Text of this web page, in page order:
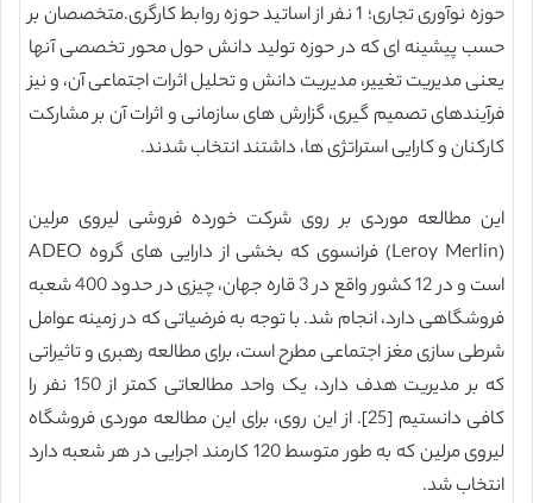
حوزه نوآوری تجاری؛ 1 نفر از اساتید حوزه روابط کارگری.متخصصان بر
حسب پیشینه ای که در حوزه تولید دانش حول محور تخصصی آنها
یعنی مدیریت تغییر، مدیریت دانش و تحلیل اثرات اجتماعی آن، و نیز
فرآیندهای تصمیم گیری، گزارش های سازمانی و اثرات آن بر مشارکت
کارکنان و کارایی استراتژی ها، داشتند انتخاب شدند.
این مطالعه موردی بر روی شرکت خورده فروشی لیروی مرلین
(Leroy Merlin) فرانسوی که بخشی از دارایی های گروه ADEO
است و در 12 کشور واقع در 3 قاره جهان، چیزی در حدود 400 شعبه
فروشگاهی دارد، انجام شد. با توجه به فرضیاتی که در زمینه عوامل
شرطی سازی مغز اجتماعی مطرح است، برای مطالعه رهبری و تاثیراتی
که بر مدیریت هدف دارد، یک واحد مطالعاتی کمتر از 150 نفر را
کافی دانستیم [25]. از این روی، برای این مطالعه موردی فروشگاه
لیروی مرلین که به طور متوسط 120 کارمند اجرایی در هر شعبه دارد
انتخاب شد.